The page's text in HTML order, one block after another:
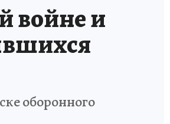
войне и
оборонного